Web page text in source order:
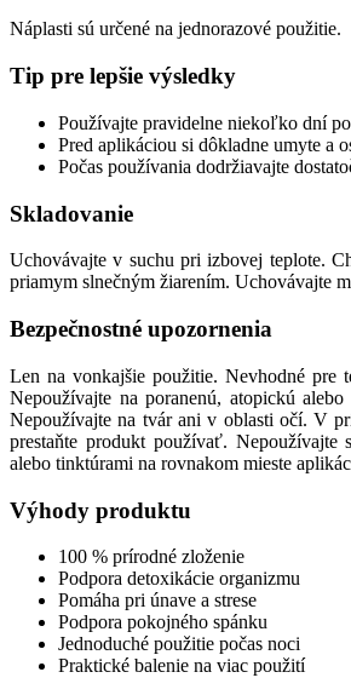
Náplasti sú určené na jednorazové použitie.
Tip pre lepšie výsledky
Používajte pravidelne niekoľko dní po
Pred aplikáciou si dôkladne umyte a
Počas používania dodržiavajte
Skladovanie
Uchovávajte v suchu pri izbovej teplote.
priamym slnečným žiarením. Uchovávajte
Bezpečnostné upozornenia
Len na vonkajšie použitie. Nevhodné pre
Nepoužívajte na poranenú, atopickú
Nepoužívajte na tvár ani v oblasti očí. V
prestaňte produkt používať. Nepoužívajte
alebo tinktúrami na rovnakom mieste
Výhody produktu
100 % prírodné zloženie
Podpora detoxikácie organizmu
Pomáha pri únave a strese
Podpora pokojného spánku
Jednoduché použitie počas noci
Praktické balenie na viac použití